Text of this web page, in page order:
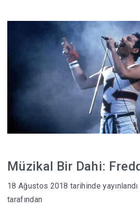
Müzikal Bir Dahi:
18 Ağustos 2018 tarihinde yayınlandı
tarafından